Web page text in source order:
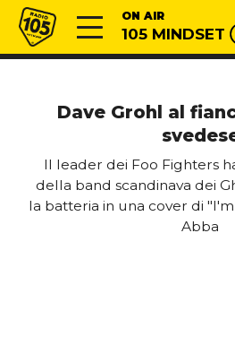
Vai al contenuto
Radio 105 ON AIR
105 MINDSET
Dave Grohl al
Il leader dei Foo Fighters
della band scandinava dei
la batteria in una cover di
Abba